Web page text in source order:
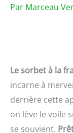
Par Marceau
Le sorbet à la
incarne à
derrière cette
on lève le voile
se souvient.